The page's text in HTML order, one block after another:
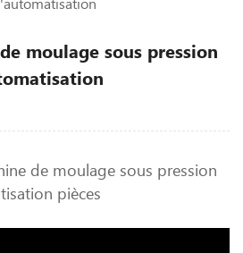
moulage sous pression
de moulage sous pression
pièces